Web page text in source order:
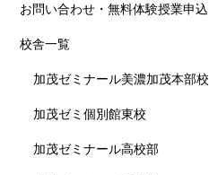
お問い合わせ・無料体験授業申込
校舎一覧
加茂ゼミナール美濃加茂本部校
加茂ゼミ個別館東校
加茂ゼミナール高校部